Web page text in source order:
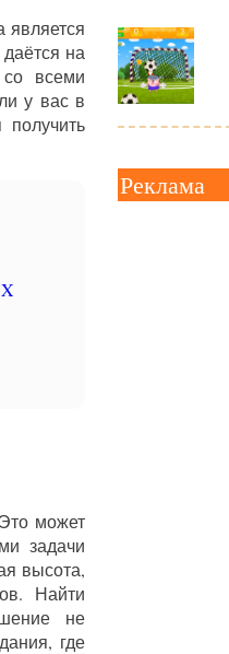
является
на
со всеми
у вас в
получить
может
задачи
высота,
Найти
не
где
Реклама